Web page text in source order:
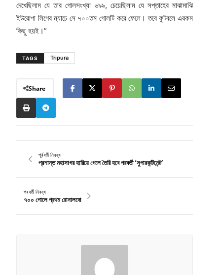
দেখেছিলাম যে তার গোলসংখ্যা ৬৯৯, চেয়েছিলাম যে সপ্তাহের মাঝামাঝি
ইউরোপা লিগের ম্যাচে সে ৭০০তম গোলটি করে ফেলে। তবে ফুটবলে এরকম
কিছু হয়ই।”
TAGS Tripura
Share
পূর্ববর্তী নিবন্ধ
প্রশান্ত মহাসাগর হারিয়ে গেলে তৈরি হবে পরবর্তী ‘সুপারকন্টিনেন্ট’
পরবর্তী নিবন্ধ
৭০০ গোলে প্রথম রোনালদো￼